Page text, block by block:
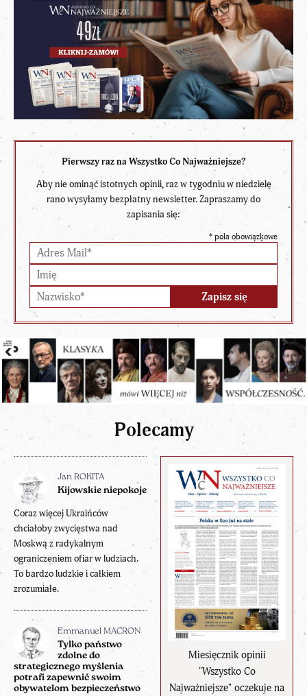
Pierwszy raz na Wszystko Co Najważniejsze?
Aby nie ominąć istotnych opinii, raz w tygodniu w niedzielę
rano wysyłamy bezpłatny newsletter. Zapraszamy do
zapisania się:
* pola obowiązkowe
Polecamy
Miesięcznik opinii
"Wszystko Co
Najważniejsze" oczekuje na
Jan ROKITA
Kijowskie niepokoje
Coraz więcej Ukraińców
chciałoby zwycięstwa nad
Moskwą z radykalnym
ograniczeniem ofiar w ludziach.
To bardzo ludzkie i całkiem
zrozumiałe.
Emmanuel MACRON
Tylko państwo
zdolne do
strategicznego myślenia
potrafi zapewnić swoim
obywatelom bezpieczeństwo